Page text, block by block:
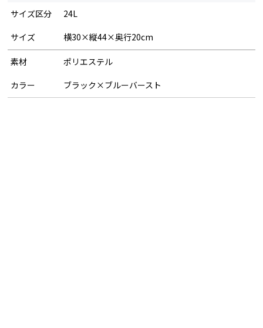
サイズ区分
24L
サイズ
横30×縦44×奥行20cm
素材
ポリエステル
カラー
ブラック×ブルーバースト